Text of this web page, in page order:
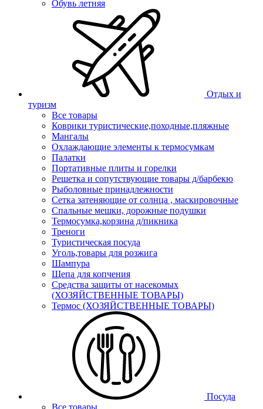
Обувь летняя
Отдых и
туризм
Все товары
Коврики туристические,походные,пляжные
Мангалы
Охлаждающие элементы к термосумкам
Палатки
Портативные плиты и горелки
Решетка и сопутствующие товары д/барбекю
Рыболовные принадлежности
Сетка затеняющие от солнца , маскировочные
Спальные мешки, дорожные подушки
Термосумка,корзина д/пикника
Треноги
Туристическая посуда
Уголь,товары для розжига
Шампура
Щепа для копчения
Средства защиты от насекомых
(ХОЗЯЙСТВЕННЫЕ ТОВАРЫ)
Термос (ХОЗЯЙСТВЕННЫЕ ТОВАРЫ)
Посуда
Все товары